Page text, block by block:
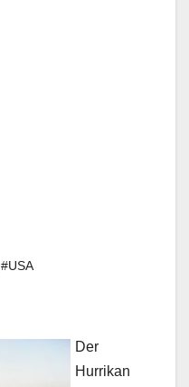
#USA
Der
Hurrikan